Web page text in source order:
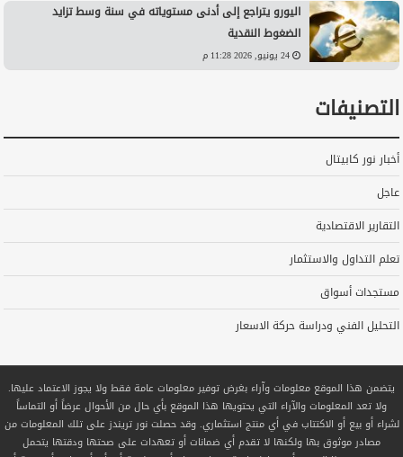
اليورو يتراجع إلى أدنى مستوياته في سنة وسط تزايد
الضغوط النقدية
24 يونيو, 2026 11:28 م
التصنيفات
أخبار نور كابيتال
عاجل
التقارير الاقتصادية
تعلم التداول والاستثمار
مستجدات أسواق
التحليل الفني ودراسة حركة الاسعار
يتضمن هذا الموقع معلومات وآراء بغرض توفير معلومات عامة فقط ولا يجوز الاعتماد عليها.
ولا تعد المعلومات والآراء التي يحتويها هذا الموقع بأي حال من الأحوال عرضاً أو التماساً
لشراء أو بيع أو الاكتتاب في أي منتج استثماري. وقد حصلت نور تريندز على تلك المعلومات من
مصادر موثوق بها ولكنها لا تقدم أي ضمانات أو تعهدات على صحتها ودقتها يتحمل